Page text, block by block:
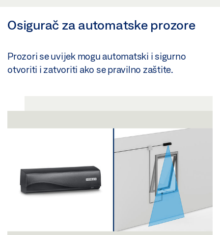
Osigurač za automatske prozore
Prozori se uvijek mogu automatski i sigurno
otvoriti i zatvoriti ako se pravilno zaštite.